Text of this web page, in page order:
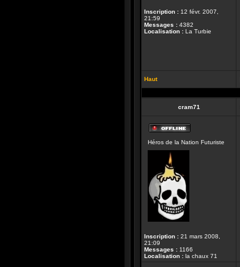
Inscription : 12 févr. 2007,
21:59
Messages : 4382
Localisation : La Turbie
Haut
cram71
ligne
Héros de la Nation Futuriste
Inscription : 21 mars 2008,
21:09
Messages : 1166
Localisation : la chaux 71